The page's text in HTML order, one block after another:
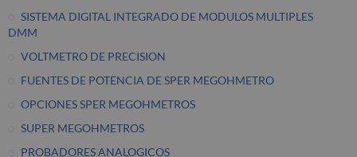
SISTEMA DIGITAL INTEGRADO DE MODULOS MULTIPLES
DMM
VOLTMETRO DE PRECISION
FUENTES DE POTENCIA DE SPER MEGOHMETRO
OPCIONES SPER MEGOHMETROS
SUPER MEGOHMETROS
PROBADORES ANALOGICOS